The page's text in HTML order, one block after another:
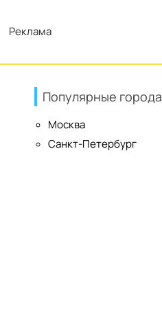
Реклама
Популярные города
Москва
Санкт-Петербург